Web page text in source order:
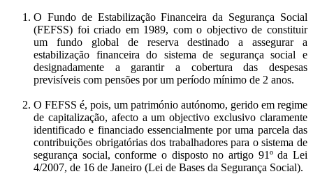
O Fundo de Estabilização Financeira da Segurança Social
(FEFSS) foi criado em 1989, com o objectivo de constituir
um fundo global de reserva destinado a assegurar a
estabilização financeira do sistema de segurança social e
designadamente a garantir a cobertura das despesas
previsíveis com pensões por um período mínimo de 2 anos.
O FEFSS é, pois, um património autónomo, gerido em regime
de capitalização, afecto a um objectivo exclusivo claramente
identificado e financiado essencialmente por uma parcela das
contribuições obrigatórias dos trabalhadores para o sistema de
segurança social, conforme o disposto no artigo 91º da Lei
4/2007, de 16 de Janeiro (Lei de Bases da Segurança Social).